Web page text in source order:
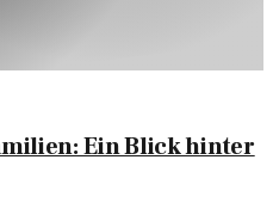
Ein Blick hinter